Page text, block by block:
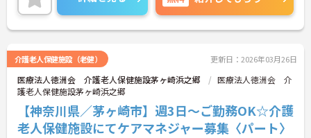
介護老人保健施設（老健） 更新日：2026年03月26日
医療法人徳洲会 介護老人保健施設茅ヶ崎浜之郷
医療法人徳洲会 介
護老人保健施設茅ヶ崎浜之郷
【神奈川県／茅ヶ崎市】週3日～ご勤務OK☆介護
老人保健施設にてケアマネジャー募集〈パート〉